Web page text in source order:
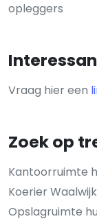
opleggers
Vraag hier een
Zoek op
Kantoorruimte
Koerier Waalwijk
Opslagruimte